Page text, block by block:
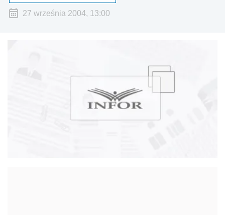
27 września 2004, 13:00